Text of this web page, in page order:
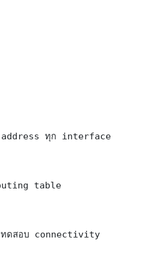
ทุก interface
table
สอบ connectivity